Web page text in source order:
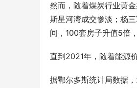
然而，随着煤炭行业黄
斯星河湾成交惨淡；杨
间，100套房子升值5倍
直到2021年，随着能源
据鄂尔多斯统计局数据